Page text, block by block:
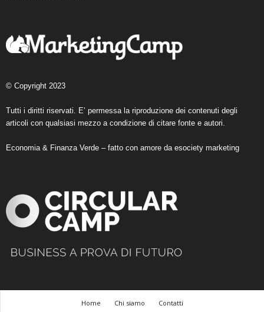
© Copyright 2023
Tutti i diritti riservati. E’ permessa la riproduzione dei contenuti degli
articoli con qualsiasi mezzo a condizione di citare fonte e autori.
Economia & Finanza Verde – fatto con amore da esociety marketing
Home Chi siamo Contatti